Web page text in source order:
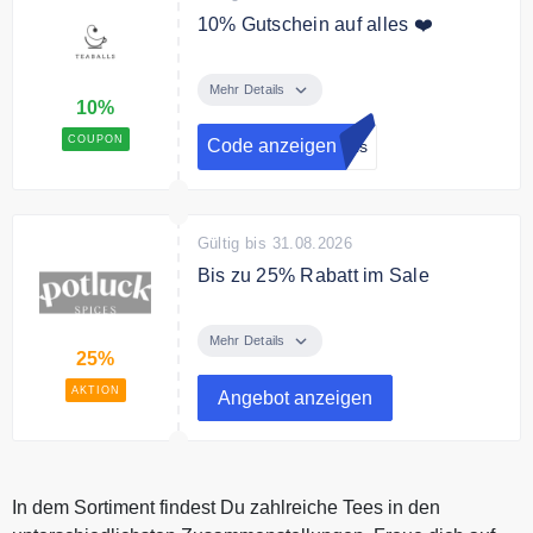
10%
COUPON
10% Gutschein auf alles ❤️
Newsletter an und erhalte einen
10% Gutschein auf Deine
Bestellung.
Mehr Details
Code anzeigen alls
25%
AKTION
Gültig bis 31.08.2026
Bis zu 25% Rabatt im Sale
ausgewählte Gewürze in der Sale
Mehr Details
Angebot anzeigen
In dem Sortiment findest Du zahlreiche Tees in den